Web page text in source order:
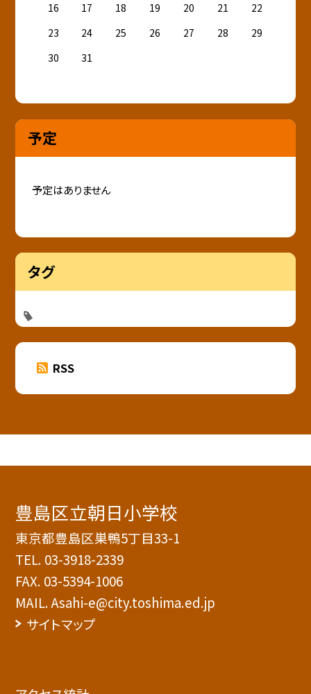
16
17 18 19 20 21
22
23
24 25 26 27 28
29
30
31
予定
予定はありません
タグ
RSS
豊島区立朝日小学校
東京都豊島区巣鴨5丁目33-1
TEL. 03-3918-2339
FAX. 03-5394-1006
MAIL. Asahi-e@city.toshima.ed.jp
サイトマップ